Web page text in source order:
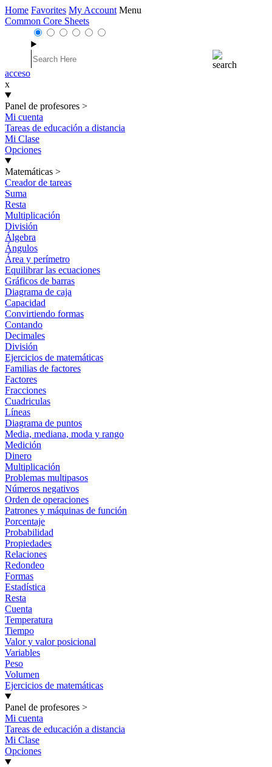
Home Favorites My Account Menu
Common Core Sheets
acceso
x
Panel de profesores >
Mi cuenta
Tareas de educación a distancia
Mi Clase
Opciones
Matemáticas >
Creador de tareas
Suma
Resta
Multiplicación
División
Álgebra
Ángulos
Área y perímetro
Equilibrar las ecuaciones
Gráficos de barras
Diagrama de caja
Capacidad
Convirtiendo formas
Contando
Decimales
División
Ejercicios de matemáticas
Familias de factores
Factores
Fracciones
Cuadriculas
Líneas
Diagrama de puntos
Media, mediana, moda y rango
Medición
Dinero
Multiplicación
Problemas multipasos
Números negativos
Orden de operaciones
Patrones y máquinas de función
Porcentaje
Probabilidad
Propiedades
Relaciones
Redondeo
Formas
Estadística
Resta
Cuenta
Temperatura
Tiempo
Valor y valor posicional
Variables
Peso
Volumen
Ejercicios de matemáticas
Panel de profesores >
Mi cuenta
Tareas de educación a distancia
Mi Clase
Opciones